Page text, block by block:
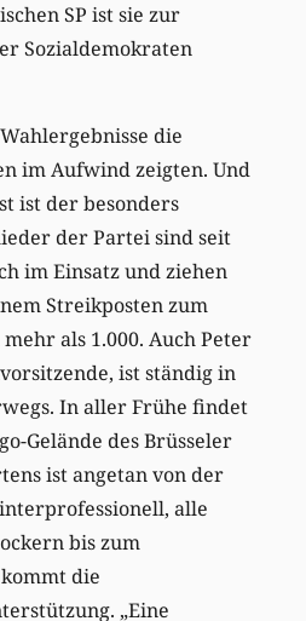
SP ist sie zur
Sozialdemokraten
die
im Aufwind zeigten. Und
ist der besonders
der Partei sind seit
im Einsatz und ziehen
Streikposten zum
als 1.000. Auch Peter
ist ständig in
In aller Frühe findet
Gelände des Brüsseler
ist angetan von der
alle
bis zum
die
„Eine